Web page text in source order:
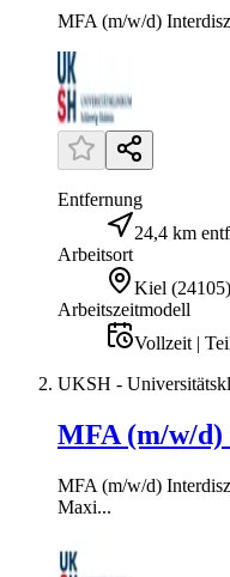
MFA (m/w/d)
Entfernung
24,4 km
Arbeitsort
Kiel (24105)
Arbeitszeitmodell
Vollzeit |
UKSH -
MFA (m/w/d)
MFA (m/w/d)
Maxi...